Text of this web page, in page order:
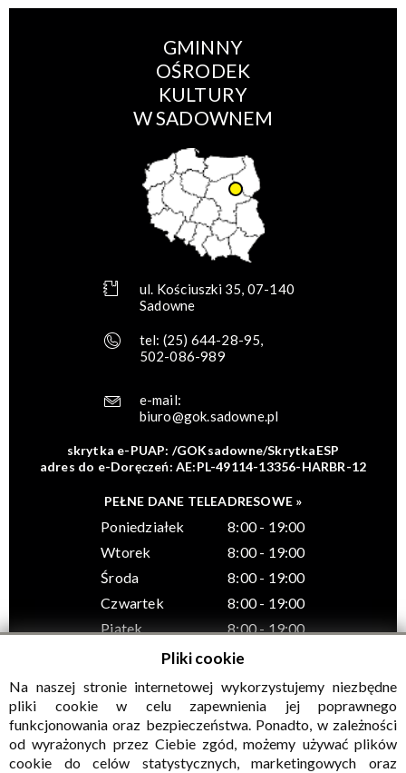
GMINNY
OŚRODEK
KULTURY
W SADOWNEM
ul. Kościuszki 35, 07-140
Sadowne
tel: (25) 644-28-95,
502-086-989
e-mail:
biuro@gok.sadowne.pl
skrytka e-PUAP: /GOKsadowne/SkrytkaESP
adres do e-Doręczeń: AE:PL-49114-13356-HARBR-12
PEŁNE DANE TELEADRESOWE »
Poniedziałek
8:00 - 19:00
Wtorek
8:00 - 19:00
Środa
8:00 - 19:00
Czwartek
8:00 - 19:00
Piątek
8:00 - 19:00
© Wszelkie prawa zastrzeżone, Gminny Ośrodek Kultury w
Sadownem
Pliki cookie
Na naszej stronie internetowej wykorzystujemy niezbędne
pliki cookie w celu zapewnienia jej poprawnego
funkcjonowania oraz bezpieczeństwa. Ponadto, w zależności
od wyrażonych przez Ciebie zgód, możemy używać plików
cookie do celów statystycznych, marketingowych oraz